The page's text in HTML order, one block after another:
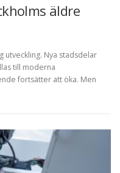
äldre
utveckling. Nya stadsdelar
till moderna
fortsätter att öka. Men